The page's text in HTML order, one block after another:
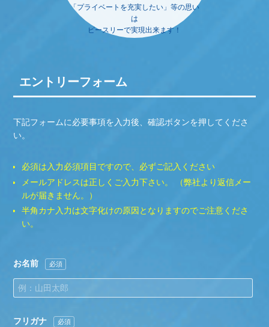
「プライベートを充実したい」等の思い
は
ピースリーで実現出来ます！
エントリーフォーム
下記フォームに必要事項を入力後、確認ボタンを押してくださ
い。
必須は入力必須項目ですので、必ずご記入ください
メールアドレスは正しくご入力下さい。 （弊社より返信メー
ルが届きません。）
半角カナ入力は文字化けの原因となりますのでご注意くださ
い。
お名前 必須
フリガナ 必須